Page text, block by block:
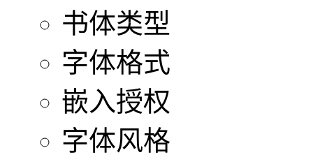
书体类型
字体格式
嵌入授权
字体风格